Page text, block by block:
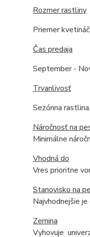
Rozmer rastliny
Priemer
Čas predaja
September -
Trvanlivosť
Sezónna rastlina.
Náročnosť na
Minimálne
Vhodná do
Vres prioritne
Stanovisko na
Najvhodnejšie
Zemina
Vyhovuje